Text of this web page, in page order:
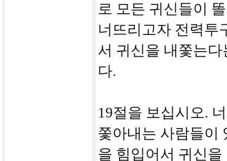
로 모든 귀신들이
너뜨리고자 전력투
서 귀신을 내쫓는
다.
19절을 보십시오.
쫓아내는 사람들이
을 힘입어서 귀신